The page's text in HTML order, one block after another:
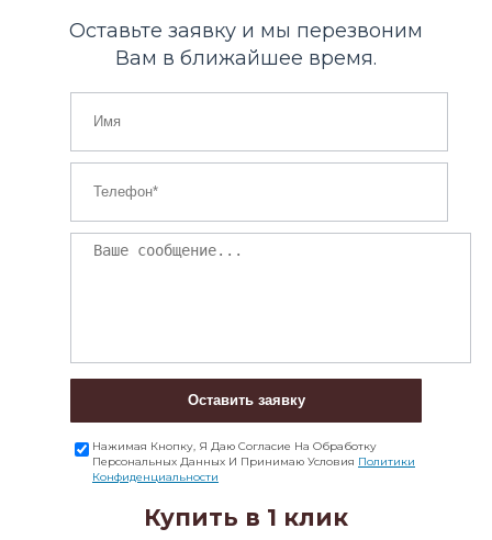
Оставьте заявку и мы перезвоним
Вам в ближайшее время.
Оставить заявку
Нажимая Кнопку, Я Даю Согласие На Обработку
Персональных Данных И Принимаю Условия Политики
Конфиденциальности
Купить в 1 клик